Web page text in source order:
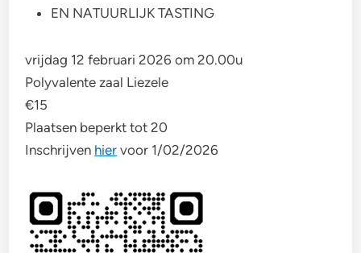
EN NATUURLIJK TASTING
vrijdag 12 februari 2026 om 20.00u
Polyvalente zaal Liezele
€15
Plaatsen beperkt tot 20
Inschrijven hier voor 1/02/2026